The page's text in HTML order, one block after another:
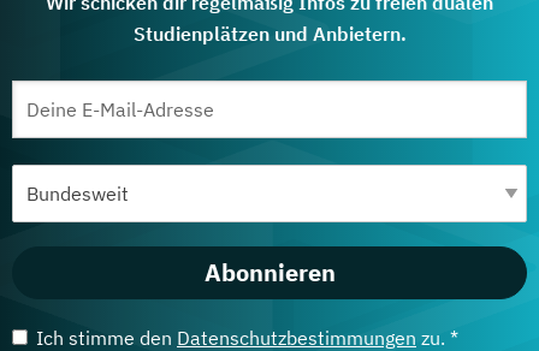
Studienplätzen und Anbietern.
Abonnieren
Ich stimme den Datenschutzbestimmungen zu. *